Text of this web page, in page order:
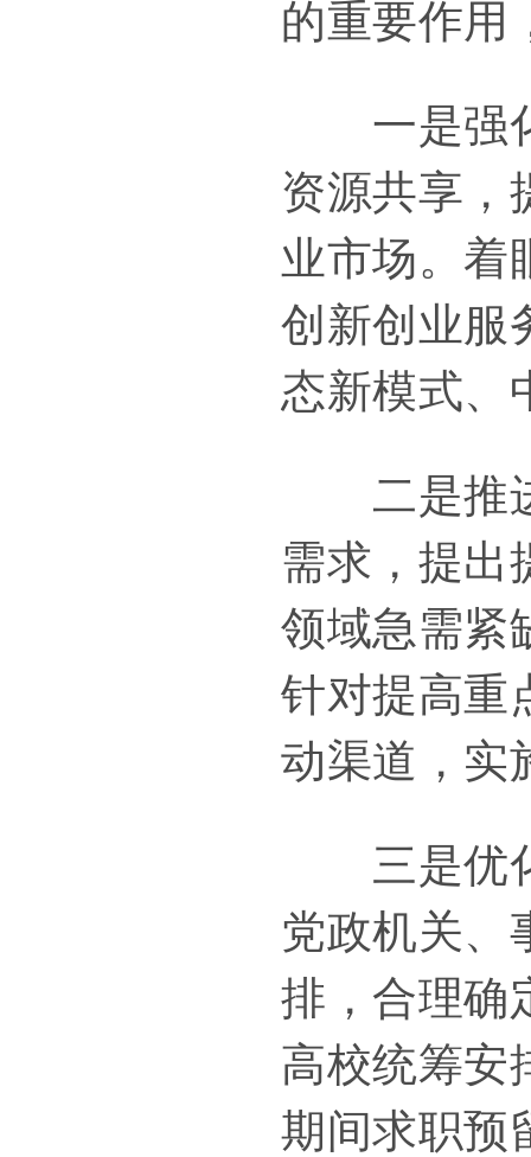
的重要作用
一是强化
资源共享，
业市场。着
创新创业服
态新模式、
二是推进
需求，提出
领域急需紧
针对提高重
动渠道，实
三是优化
党政机关、
排，合理确
高校统筹安
期间求职预